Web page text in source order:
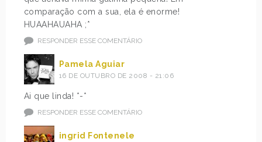
comparação com a sua, ela é enorme!
HUAAHAUAHA ;*
RESPONDER ESSE COMENTÁRIO
Pamela Aguiar
16 DE OUTUBRO DE 2008 - 21:06
Ai que linda! *-*
RESPONDER ESSE COMENTÁRIO
ingrid Fontenele